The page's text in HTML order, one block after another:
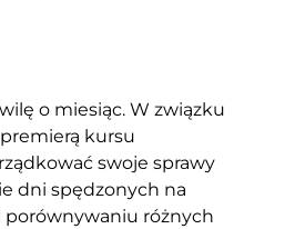
o miesiąc. W związku
kursu
swoje sprawy
dni spędzonych na
porównywaniu różnych